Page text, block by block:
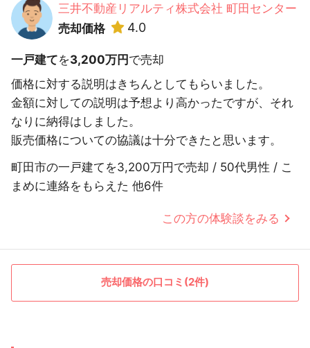
三井不動産リアルティ株式会社 町田センター
売却価格
4.0
一戸建てを3,200万円で売却
価格に対する説明はきちんとしてもらいました。
金額に対しての説明は予想より高かったですが、それ
なりに納得はしました。
販売価格についての協議は十分できたと思います。
町田市の一戸建てを3,200万円で売却 / 50代男性 / こ
まめに連絡をもらえた 他6件
この方の体験談をみる
売却価格の口コミ(2件)